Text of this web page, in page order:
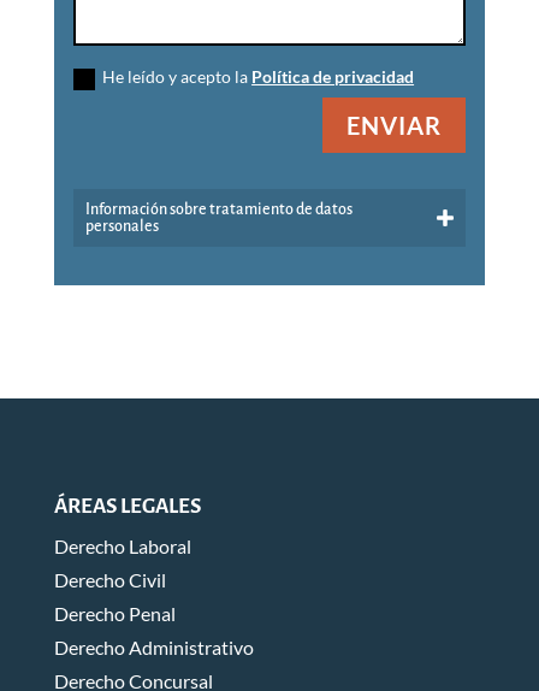
He leído y acepto la Política de privacidad
ENVIAR
Información sobre tratamiento de datos
personales
ÁREAS LEGALES
Derecho Laboral
Derecho Civil
Derecho Penal
Derecho Administrativo
Derecho Concursal